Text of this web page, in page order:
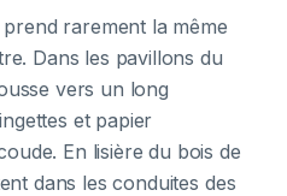
rarement la même
Dans les pavillons du
vers un long
et papier
En lisière du bois de
dans les conduites des